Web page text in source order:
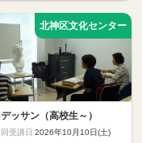
デッサン（高校生～）
2026年10月10日(土)